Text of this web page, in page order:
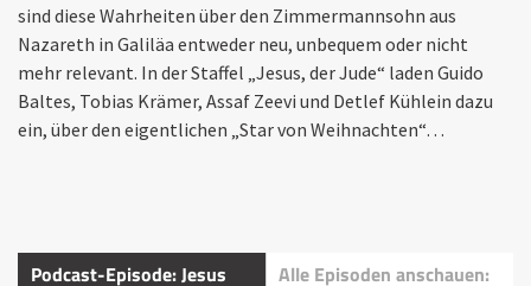
sind diese Wahrheiten über den Zimmermannsohn aus
Nazareth in Galiläa entweder neu, unbequem oder nicht
mehr relevant. In der Staffel „Jesus, der Jude“ laden Guido
Baltes, Tobias Krämer, Assaf Zeevi und Detlef Kühlein dazu
ein, über den eigentlichen „Star von Weihnachten“…
Podcast-Episode: Jesus Alle Episoden anschauen: